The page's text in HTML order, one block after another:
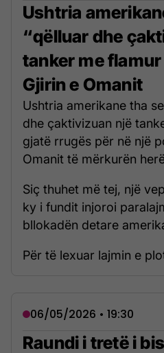
Ushtria
“qëlluar dhe
tanker me
Gjirin e Omanit
Ushtria amerikane tha
dhe çaktivizuan një
gjatë rrugës për në një
Omanit të mërkurën
Siç thuhet më tej, një
ky i fundit injoroi
bllokadën detare
Për të lexuar lajmin e
06/05/2026 • 19:30
Raundi i tretë i